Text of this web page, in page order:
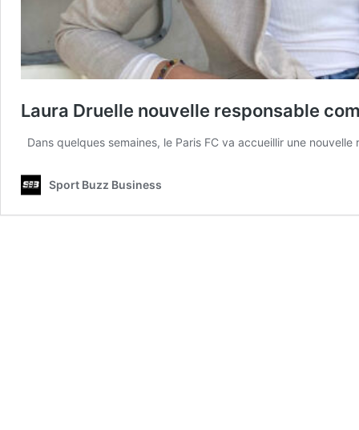
Laura Druelle nouvelle responsable
Dans quelques semaines, le Paris FC va accueillir une
Sport Buzz Business